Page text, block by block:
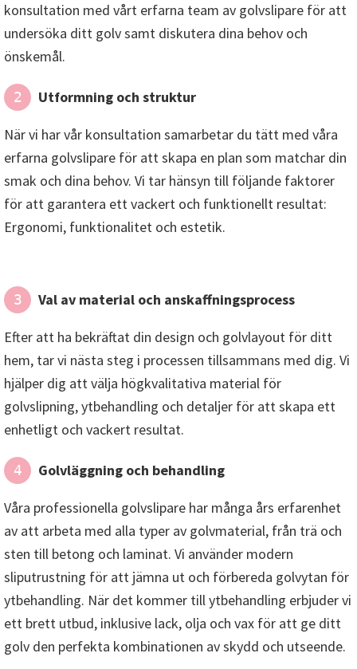
konsultation med vårt erfarna team av golvslipare för att
undersöka ditt golv samt diskutera dina behov och
önskemål.
2 Utformning och struktur
När vi har vår konsultation samarbetar du tätt med våra
erfarna golvslipare för att skapa en plan som matchar din
smak och dina behov. Vi tar hänsyn till följande faktorer
för att garantera ett vackert och funktionellt resultat:
Ergonomi, funktionalitet och estetik.
3 Val av material och anskaffningsprocess
Efter att ha bekräftat din design och golvlayout för ditt
hem, tar vi nästa steg i processen tillsammans med dig. Vi
hjälper dig att välja högkvalitativa material för
golvslipning, ytbehandling och detaljer för att skapa ett
enhetligt och vackert resultat.
4 Golvläggning och behandling
Våra professionella golvslipare har många års erfarenhet
av att arbeta med alla typer av golvmaterial, från trä och
sten till betong och laminat. Vi använder modern
sliputrustning för att jämna ut och förbereda golvytan för
ytbehandling. När det kommer till ytbehandling erbjuder vi
ett brett utbud, inklusive lack, olja och vax för att ge ditt
golv den perfekta kombinationen av skydd och utseende.